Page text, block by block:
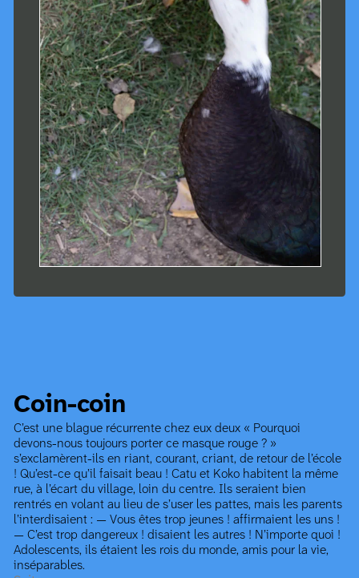
Coin-coin
C’est une blague récurrente chez eux deux « Pourquoi
devons-nous toujours porter ce masque rouge ? »
s’exclamèrent-ils en riant, courant, criant, de retour de l’école
! Qu’est-ce qu’il faisait beau ! Catu et Koko habitent la même
rue, à l’écart du village, loin du centre. Ils seraient bien
rentrés en volant au lieu de s’user les pattes, mais les parents
l’interdisaient : — Vous êtes trop jeunes ! affirmaient les uns !
— C’est trop dangereux ! disaient les autres ! N’importe quoi !
Adolescents, ils étaient les rois du monde, amis pour la vie,
inséparables.